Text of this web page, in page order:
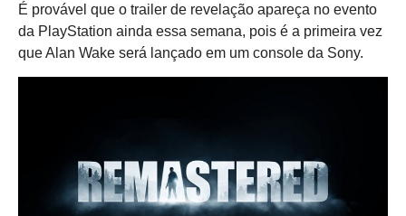
É provável que o trailer de revelação apareça no evento
da PlayStation ainda essa semana, pois é a primeira vez
que Alan Wake será lançado em um console da Sony.